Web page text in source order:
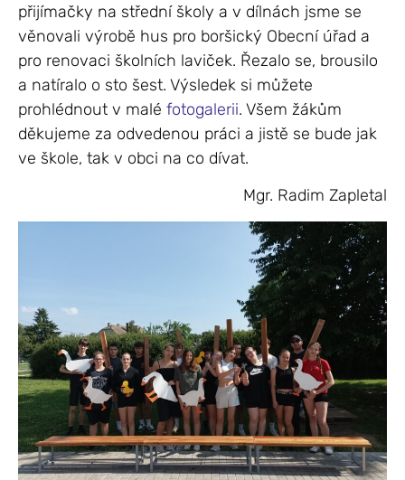
přijímačky na střední školy a v dílnách jsme se
věnovali výrobě hus pro boršický Obecní úřad a
pro renovaci školních laviček. Řezalo se, brousilo
a natíralo o sto šest. Výsledek si můžete
prohlédnout v malé fotogalerii. Všem žákům
děkujeme za odvedenou práci a jistě se bude jak
ve škole, tak v obci na co dívat.
Mgr. Radim Zapletal